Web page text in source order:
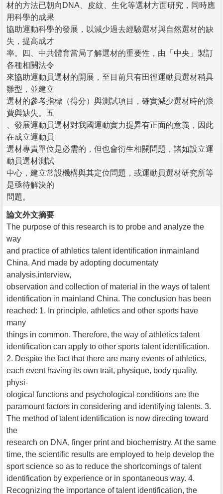
材的方法已朝向DNA、皮紋、生化等選材方面研究，同時應
用科學的成果
協助運動科學的發展，以減少過去經驗選材與自然選材的缺
失，提高成才
率。四、中共體育當局了解選材的重要性，由「中央」製訂
各種相關法令
來協助運動員選材的開展，至目前只有田徑運動員選材稍具
雛型，並建立
選材的參考指標（得分）與測試項目，確實減少選材時的浪
費與缺失。五
、發展運動員選材對我國運動實力提昇有正面的意義，因此
在成立運動員
選材專責單位是必需的，但也會衍生相關問題，諸如設立運
動員選材測試
中心，建立常設機構與其定位問題，或運動員選材研究所等
是亟待解決的
問題。
論文外文摘要
The purpose of this research is to probe and analyze the
way
and practice of athletics talent identification inmainland
China. And made by adopting documentaty
analysis,interview,
observation and collection of material in the ways of talent
identification in mainland China. The conclusion has been
reached: 1. In principle, athletics and other sports have
many
things in common. Therefore, the way of athletics talent
identification can apply to other sports talent identification.
2. Despite the fact that there are many events of athletics,
each event having its own trait, physique, body quality,
physi-
ological functions and psychological conditions are the
paramount factors in considering and identifying talents. 3.
The method of talent identification is now directing toward
the
research on DNA, finger print and biochemistry. At the same
time, the scientific results are employed to help develop the
sport science so as to reduce the shortcomings of talent
identification by experience or in spontaneous way. 4.
Recognizing the importance of talent identification, the